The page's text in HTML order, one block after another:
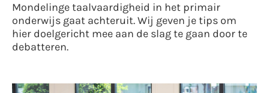
Mondelinge taalvaardigheid in het primair
onderwijs gaat achteruit. Wij geven je tips om
hier doelgericht mee aan de slag te gaan door te
debatteren.